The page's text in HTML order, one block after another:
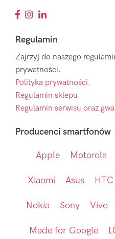
Regulamin
Zajrzyj do naszego
prywatności.
Polityka prywatności.
Regulamin sklepu.
Regulamin serwisu oraz
Producenci smartfonów
Apple Motorola
Xiaomi Asus HTC
Nokia Sony Vivo
Made for Google